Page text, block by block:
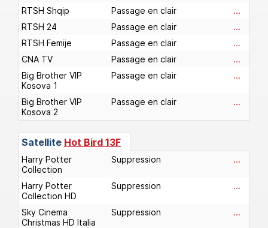
RTSH Shqip
Passage en clair
...
RTSH 24
Passage en clair
...
RTSH Femije
Passage en clair
...
CNA TV
Passage en clair
...
Big Brother VIP
Kosova 1
Passage en clair ...
Big Brother VIP
Kosova 2
Passage en clair ...
Satellite Hot Bird 13F
Harry Potter
Collection
Suppression ...
Harry Potter
Collection HD
Suppression ...
Sky Cinema
Christmas HD Italia
Suppression ...